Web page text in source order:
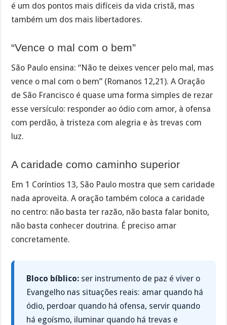
é um dos pontos mais difíceis da vida cristã, mas
também um dos mais libertadores.
“Vence o mal com o bem”
São Paulo ensina: “Não te deixes vencer pelo mal, mas
vence o mal com o bem” (Romanos 12,21). A Oração
de São Francisco é quase uma forma simples de rezar
esse versículo: responder ao ódio com amor, à ofensa
com perdão, à tristeza com alegria e às trevas com
luz.
A caridade como caminho superior
Em 1 Coríntios 13, São Paulo mostra que sem caridade
nada aproveita. A oração também coloca a caridade
no centro: não basta ter razão, não basta falar bonito,
não basta conhecer doutrina. É preciso amar
concretamente.
Bloco bíblico: ser instrumento de paz é viver o
Evangelho nas situações reais: amar quando há
ódio, perdoar quando há ofensa, servir quando
há egoísmo, iluminar quando há trevas e